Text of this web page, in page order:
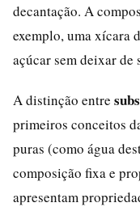
decantação. A
exemplo, uma xícara
açúcar sem deixar de
A distinção entre
primeiros conceitos
puras (como água
composição fixa e
apresentam